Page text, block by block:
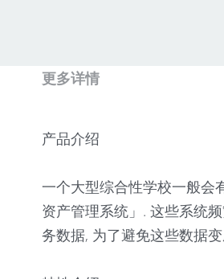
更多详情
产品介绍
一个大型综合性学校一般会
资产管理系统」. 这些系统
务数据, 为了避免这些数据